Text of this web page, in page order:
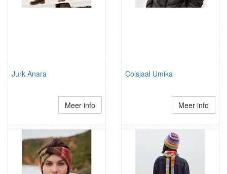
Jurk Anara
Meer info
Colsjaal Umika
Meer info